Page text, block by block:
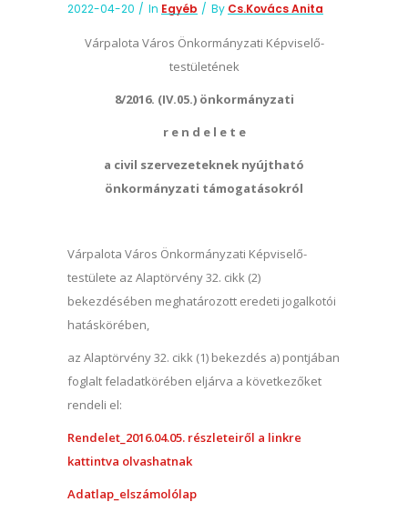
2022-04-20 In Egyéb By Cs.Kovács Anita
Várpalota Város Önkormányzati Képviselő-
testületének
8/2016. (IV.05.) önkormányzati
r e n d e l e t e
a civil szervezeteknek nyújtható
önkormányzati támogatásokról
Várpalota Város Önkormányzati Képviselő-
testülete az Alaptörvény 32. cikk (2)
bekezdésében meghatározott eredeti jogalkotói
hatáskörében,
az Alaptörvény 32. cikk (1) bekezdés a) pontjában
foglalt feladatkörében eljárva a következőket
rendeli el:
Rendelet_2016.04.05. részleteiről a linkre
kattintva olvashatnak
Adatlap_elszámolólap